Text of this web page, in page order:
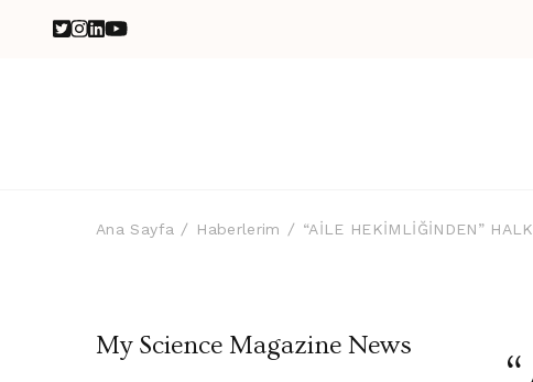
Ana Sayfa Haberlerim “AİLE HEKİMLİĞİNDEN”
My Science Magazine News